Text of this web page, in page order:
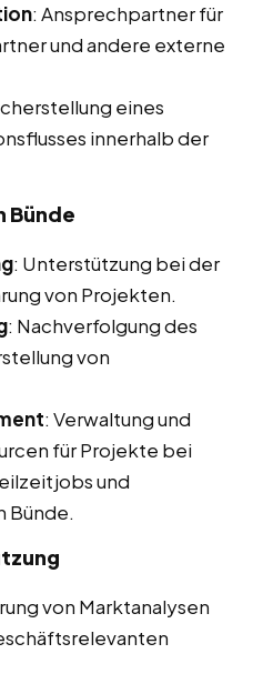
: Ansprechpartner für
und andere externe
eines
innerhalb der
Bünde
: Unterstützung bei der
von Projekten.
: Nachverfolgung des
von
: Verwaltung und
für Projekte bei
und
Bünde.
von Marktanalysen